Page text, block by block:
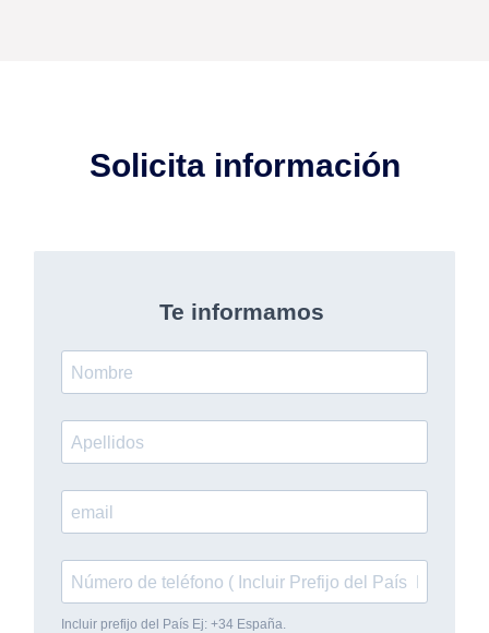
Solicita información